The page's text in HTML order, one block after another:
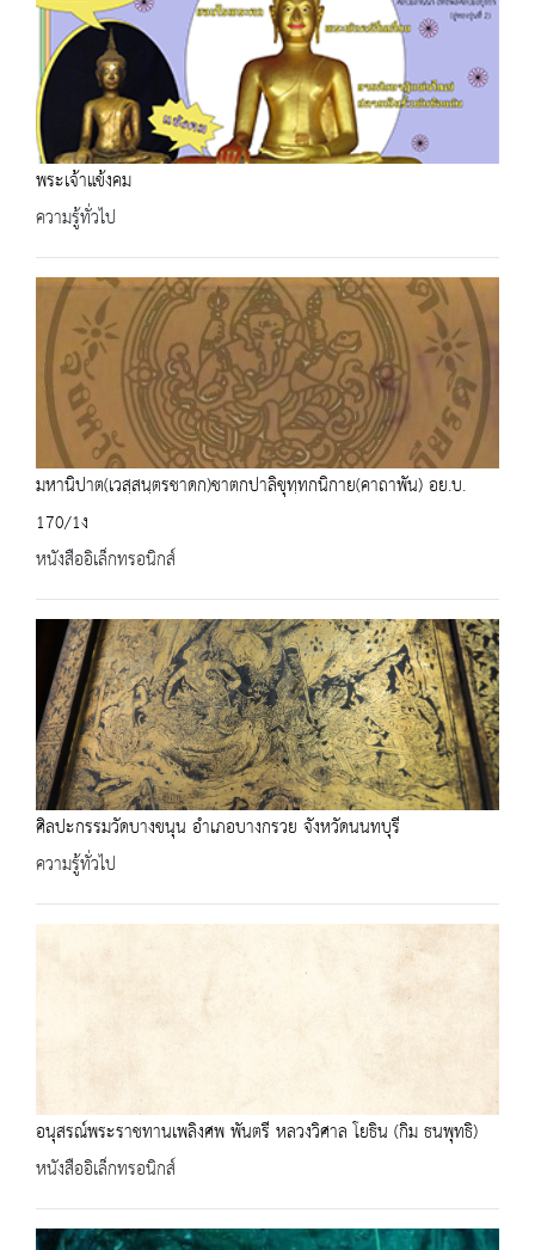
พระเจ้าแข้งคม
ความรู้ทั่วไป
มหานิปาต(เวสฺสนฺตรชาดก)ชาตกปาลิขุทฺทกนิกาย(คาถาพัน) อย.บ.
170/1ง
หนังสืออิเล็กทรอนิกส์
ศิลปะกรรมวัดบางขนุน อำเภอบางกรวย จังหวัดนนทบุรี
ความรู้ทั่วไป
อนุสรณ์พระราชทานเพลิงศพ พันตรี หลวงวิศาล โยธิน (กิม ธนพุทธิ)
หนังสืออิเล็กทรอนิกส์